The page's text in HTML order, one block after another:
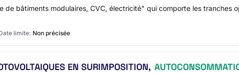
bâtiments modulaires, CVC, électricité" qui comporte les tranches
limite: Non précisée
EN SURIMPOSITION,